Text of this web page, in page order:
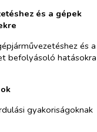
és a gépek
és a
befolyásoló hatásokra
gyakoriságoknak